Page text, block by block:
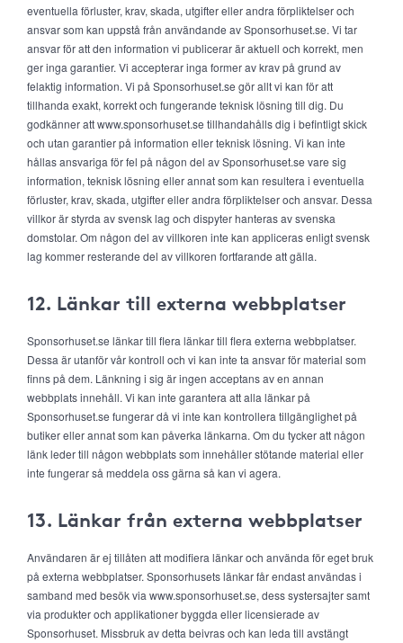
eventuella förluster, krav, skada, utgifter eller andra förpliktelser och
ansvar som kan uppstå från användande av Sponsorhuset.se. Vi tar
ansvar för att den information vi publicerar är aktuell och korrekt, men
ger inga garantier. Vi accepterar inga former av krav på grund av
felaktig information. Vi på Sponsorhuset.se gör allt vi kan för att
tillhanda exakt, korrekt och fungerande teknisk lösning till dig. Du
godkänner att www.sponsorhuset.se tillhandahålls dig i befintligt skick
och utan garantier på information eller teknisk lösning. Vi kan inte
hållas ansvariga för fel på någon del av Sponsorhuset.se vare sig
information, teknisk lösning eller annat som kan resultera i eventuella
förluster, krav, skada, utgifter eller andra förpliktelser och ansvar. Dessa
villkor är styrda av svensk lag och dispyter hanteras av svenska
domstolar. Om någon del av villkoren inte kan appliceras enligt svensk
lag kommer resterande del av villkoren fortfarande att gälla.
12. Länkar till externa webbplatser
Sponsorhuset.se länkar till flera länkar till flera externa webbplatser.
Dessa är utanför vår kontroll och vi kan inte ta ansvar för material som
finns på dem. Länkning i sig är ingen acceptans av en annan
webbplats innehåll. Vi kan inte garantera att alla länkar på
Sponsorhuset.se fungerar då vi inte kan kontrollera tillgänglighet på
butiker eller annat som kan påverka länkarna. Om du tycker att någon
länk leder till någon webbplats som innehåller stötande material eller
inte fungerar så meddela oss gärna så kan vi agera.
13. Länkar från externa webbplatser
Användaren är ej tillåten att modifiera länkar och använda för eget bruk
på externa webbplatser. Sponsorhusets länkar får endast användas i
samband med besök via www.sponsorhuset.se, dess systersajter samt
via produkter och applikationer byggda eller licensierade av
Sponsorhuset. Missbruk av detta beivras och kan leda till avstängt